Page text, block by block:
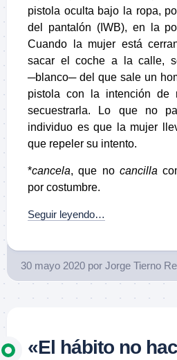
pistola oculta bajo la ropa,
del pantalón (IWB), en la
Cuando la mujer está
sacar el coche a la calle,
─blanco─ del que sale un
pistola con la intención de
secuestrarla. Lo que no
individuo es que la mujer
que repeler su intento.
*cancela, que no cancilla
por costumbre.
Seguir leyendo…
30 mayo 2020 por Jorge Tierno
«El hábito no